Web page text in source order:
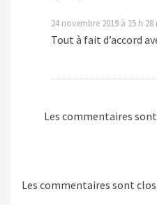
24 novembre 2019 à 15 h 28
Tout à fait d’accord
Les commentaires
Les commentaires sont clos.